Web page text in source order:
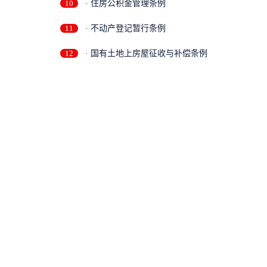
10 · 住房公积金管理条例
11 · 不动产登记暂行条例
12 · 国有土地上房屋征收与补偿条例